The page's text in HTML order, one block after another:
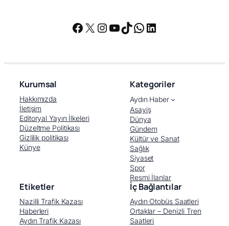
Facebook
X Instagram
YouTube
TikTok
WhatsApp
LinkedIn
Kurumsal
Hakkımızda
İletişim
Editoryal Yayın İlkeleri
Düzeltme Politikası
Gizlilik politikası
Künye
Kategoriler
Aydın Haber
Asayiş
Dünya
Gündem
Kültür ve Sanat
Sağlık
Siyaset
Spor
Resmi İlanlar
Etiketler
Nazilli Trafik Kazası
Haberleri
Aydın Trafik Kazası
İç Bağlantılar
Aydın Otobüs Saatleri
Ortaklar – Denizli Tren
Saatleri